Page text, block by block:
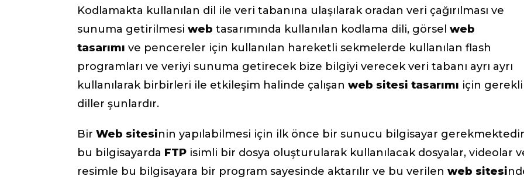
Kodlamakta kullanılan dil ile veri tabanına ulaşılarak oradan veri çağırılması ve
sunuma getirilmesi web tasarımında kullanılan kodlama dili, görsel web
tasarımı ve pencereler için kullanılan hareketli sekmelerde kullanılan flash
programları ve veriyi sunuma getirecek bize bilgiyi verecek veri tabanı ayrı ayrı
kullanılarak birbirleri ile etkileşim halinde çalışan web sitesi tasarımı için gerekli
diller şunlardır.
Bir Web sitesinin yapılabilmesi için ilk önce bir sunucu bilgisayar
bu bilgisayarda FTP isimli bir dosya oluşturularak kullanılacak dosyalar, videolar
resimle bu bilgisayara bir program sayesinde aktarılır ve bu verilen web sitesi